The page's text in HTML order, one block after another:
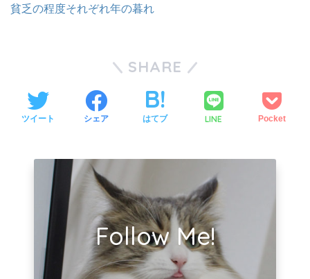
貧乏の程度それぞれ年の暮れ
SHARE
ツイート シェア はてブ LINE Pocket
Follow Me!